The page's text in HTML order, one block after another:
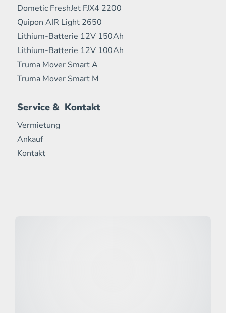
Dometic FreshJet FJX4 2200
Quipon AIR Light 2650
Lithium-Batterie 12V 150Ah
Lithium-Batterie 12V 100Ah
Truma Mover Smart A
Truma Mover Smart M
Service & Kontakt
Vermietung
Ankauf
Kontakt